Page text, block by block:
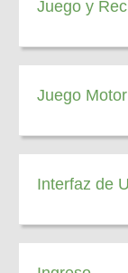
Juego y
Juego Motor
Interfaz de